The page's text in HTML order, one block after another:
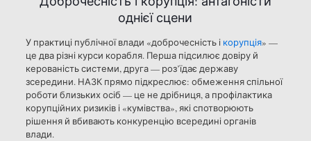
однієї сцени
У практиці публічної влади «доброчесність і корупція» —
це два різні курси корабля. Перша підсилює довіру й
керованість системи, друга — роз’їдає державу
зсередини. НАЗК прямо підкреслює: обмеження спільної
роботи близьких осіб — це не дрібниця, а профілактика
корупційних ризиків і «кумівства», які спотворюють
рішення й вбивають конкуренцію всередині органів
влади.